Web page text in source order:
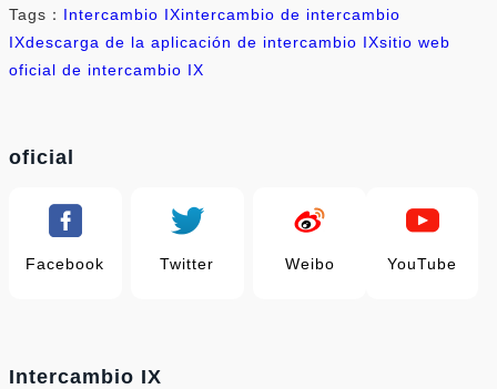
Tags： Intercambio IXintercambio de intercambio
IXdescarga de la aplicación de intercambio IXsitio web
oficial de intercambio IX
oficial
Facebook Twitter Weibo YouTube
Intercambio IX